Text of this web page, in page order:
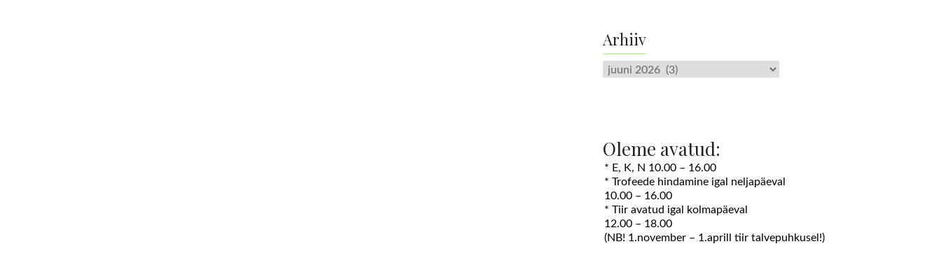
Arhiiv
Arhiiv
Oleme avatud:
* E, K, N 10.00 – 16.00
* Trofeede hindamine igal neljapäeval
10.00 – 16.00
* Tiir avatud igal kolmapäeval
12.00 – 18.00
(NB! 1.november – 1.aprill tiir talvepuhkusel!)